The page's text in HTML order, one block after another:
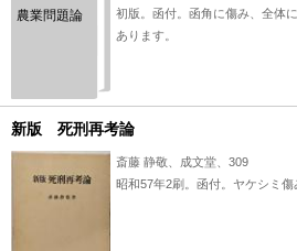
農業問題論
初版。函付。函角に傷み、全体
あります。
新版 死刑再考論
斎藤 静敬、成文堂、309
昭和57年2刷。函付。ヤケシミ傷